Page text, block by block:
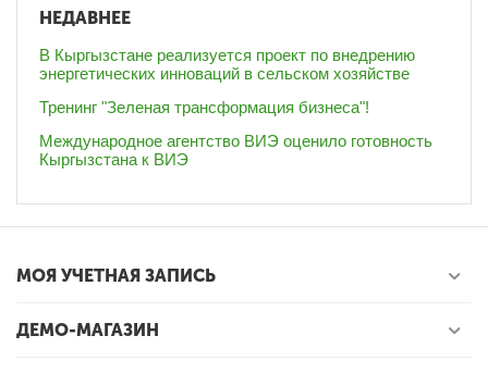
НЕДАВНЕЕ
В Кыргызстане реализуется проект по внедрению
энергетических инноваций в сельском хозяйстве
Тренинг "Зеленая трансформация бизнеса"!
Международное агентство ВИЭ оценило готовность
Кыргызстана к ВИЭ
МОЯ УЧЕТНАЯ ЗАПИСЬ
ДЕМО-МАГАЗИН